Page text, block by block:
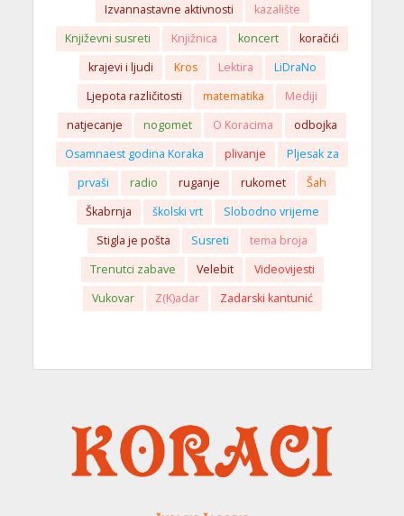
Izvannastavne aktivnosti
kazalište
Književni susreti
Knjižnica koncert
koračići
krajevi i ljudi
Kros Lektira
LiDraNo
Ljepota različitosti
matematika
Mediji
natjecanje
nogomet O Koracima
odbojka
Osamnaest godina Koraka
plivanje
Pljesak za
prvaši
radio ruganje rukomet
Šah
Škabrnja
školski vrt
Slobodno vrijeme
Stigla je pošta
Susreti
tema broja
Trenutci zabave
Velebit
Videovijesti
Vukovar
Z(K)adar Zadarski kantunić